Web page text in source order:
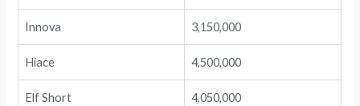
Innova 3,150,000
Hiace 4,500,000
Elf Short 4,050,000